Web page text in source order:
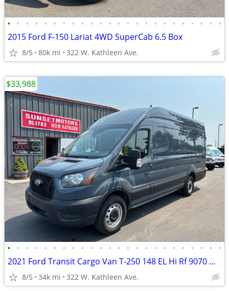
• • • • • • • • • • • • • • • • • • • • • • • •
2015 Ford F-150 Lariat 4WD SuperCab 6.5 Box
8/5 80k mi 322 W. Kathleen Ave.
• • • • • • • • • • • • • • • • • • • • • • • •
2021 Ford Transit Cargo Van T-250 148 EL Hi Rf 9070 GVWR RWD
8/5 34k mi 322 W. Kathleen Ave.
$33,988